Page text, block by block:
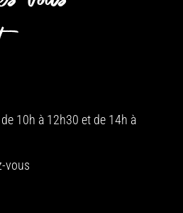
10h à 12h30 et de 14h à
vous